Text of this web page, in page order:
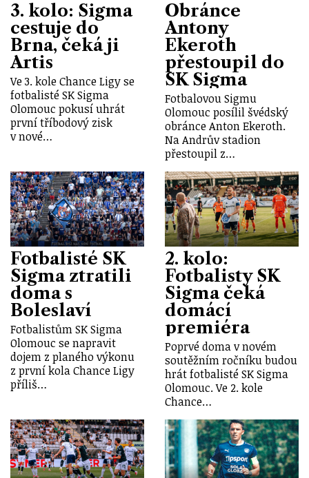
3. kolo: Sigma
cestuje do
Brna, čeká ji
Artis
Ve 3. kole Chance Ligy se
fotbalisté SK Sigma
Olomouc pokusí uhrát
první tříbodový zisk
v nové…
Obránce
Antony
Ekeroth
přestoupil do
SK Sigma
Fotbalovou Sigmu
Olomouc posílil švédský
obránce Anton Ekeroth.
Na Andrův stadion
přestoupil z…
Fotbalisté SK
Sigma ztratili
doma s
Boleslaví
Fotbalistům SK Sigma
Olomouc se napravit
dojem z planého výkonu
z první kola Chance Ligy
příliš…
2. kolo:
Fotbalisty SK
Sigma čeká
domácí
premiéra
Poprvé doma v novém
soutěžním ročníku budou
hrát fotbalisté SK Sigma
Olomouc. Ve 2. kole
Chance…